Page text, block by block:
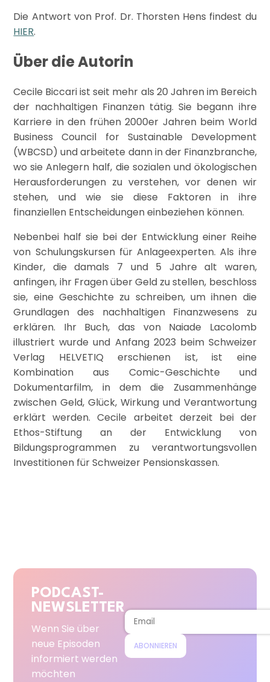
Die Antwort von Prof. Dr. Thorsten Hens findest du
HIER.
Über die Autorin
Cecile Biccari ist seit mehr als 20 Jahren im Bereich
der nachhaltigen Finanzen tätig. Sie begann ihre
Karriere in den frühen 2000er Jahren beim World
Business Council for Sustainable Development
(WBCSD) und arbeitete dann in der Finanzbranche,
wo sie Anlegern half, die sozialen und ökologischen
Herausforderungen zu verstehen, vor denen wir
stehen, und wie sie diese Faktoren in ihre
finanziellen Entscheidungen einbeziehen können.
Nebenbei half sie bei der Entwicklung einer Reihe
von Schulungskursen für Anlageexperten. Als ihre
Kinder, die damals 7 und 5 Jahre alt waren,
anfingen, ihr Fragen über Geld zu stellen, beschloss
sie, eine Geschichte zu schreiben, um ihnen die
Grundlagen des nachhaltigen Finanzwesens zu
erklären. Ihr Buch, das von Naiade Lacolomb
illustriert wurde und Anfang 2023 beim Schweizer
Verlag HELVETIQ erschienen ist, ist eine
Kombination aus Comic-Geschichte und
Dokumentarfilm, in dem die Zusammenhänge
zwischen Geld, Glück, Wirkung und Verantwortung
erklärt werden. Cecile arbeitet derzeit bei der
Ethos-Stiftung an der Entwicklung von
Bildungsprogrammen zu verantwortungsvollen
Investitionen für Schweizer Pensionskassen.
PODCAST-
NEWSLETTER
Wenn Sie über
neue Episoden
informiert werden
möchten
ABONNIEREN